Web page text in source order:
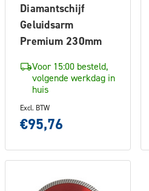
Diamantschijf
Geluidsarm
Premium 230mm
Voor 15:00 besteld,
volgende werkdag in
huis
Excl. BTW
€95,76